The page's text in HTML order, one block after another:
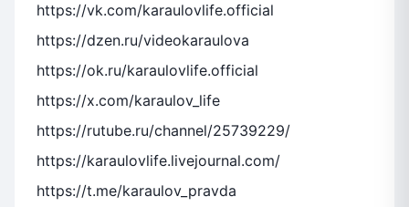
https://vk.com/karaulovlife.official
https://dzen.ru/videokaraulova
https://ok.ru/karaulovlife.official
https://x.com/karaulov_life
https://rutube.ru/channel/25739229/
https://karaulovlife.livejournal.com/
https://t.me/karaulov_pravda